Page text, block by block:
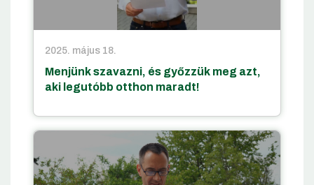
2025. május 18.
Menjünk szavazni, és győzzük meg azt,
aki legutóbb otthon maradt!